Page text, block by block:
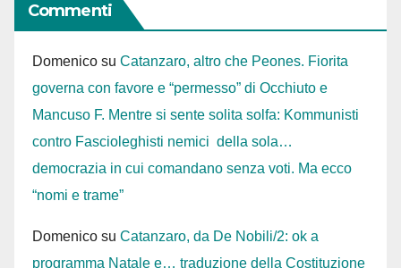
Commenti
Domenico su Catanzaro, altro che Peones. Fiorita
governa con favore e “permesso” di Occhiuto e
Mancuso F. Mentre si sente solita solfa: Kommunisti
contro Fascioleghisti nemici della sola…
democrazia in cui comandano senza voti. Ma ecco
“nomi e trame”
Domenico su Catanzaro, da De Nobili/2: ok a
programma Natale e… traduzione della Costituzione